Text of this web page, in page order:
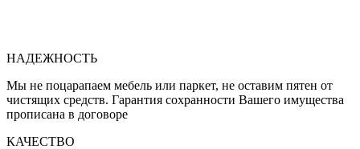
НАДЕЖНОСТЬ
Мы не поцарапаем мебель или паркет, не оставим пятен от
чистящих средств. Гарантия сохранности Вашего имущества
прописана в договоре
КАЧЕСТВО